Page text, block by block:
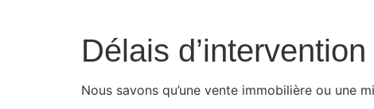
Délais
Nous savons qu’une vente immobilière ou une